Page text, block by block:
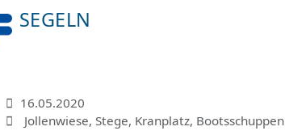
SEGELN
16.05.2020
Jollenwiese, Stege, Kranplatz, Bootsschuppen